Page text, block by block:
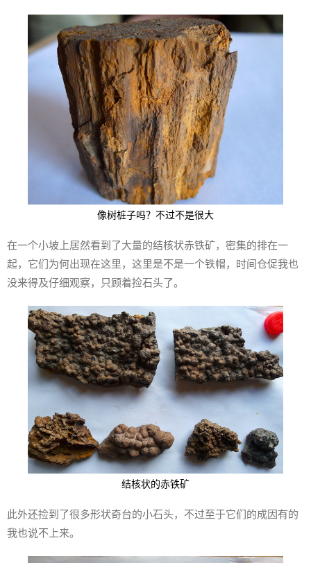
像树桩子吗？不过不是很大
在一个小坡上居然看到了大量的结核状赤铁矿，密集的排在一
起，它们为何出现在这里，这里是不是一个铁帽，时间仓促我也
没来得及仔细观察，只顾着捡石头了。
结核状的赤铁矿
此外还捡到了很多形状奇台的小石头，不过至于它们的成因有的
我也说不上来。